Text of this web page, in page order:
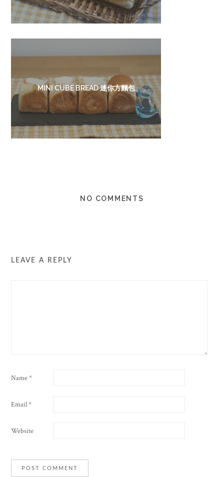
MINI CUBE BREAD 迷你方麵包
NO COMMENTS
LEAVE A REPLY
Name*
Email*
Website